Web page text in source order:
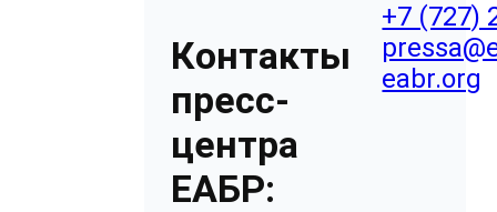
Контакты
пресс-
центра
ЕАБР:
+7 (727)
eabr.org